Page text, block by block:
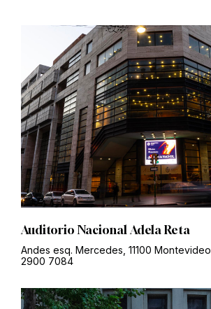
Auditorio Nacional Adela Reta
Andes esq. Mercedes, 11100 Montevideo
2900 7084